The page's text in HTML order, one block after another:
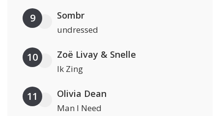
9 Sombr
undressed
10 Zoë Livay & Snelle
Ik Zing
11 Olivia Dean
Man I Need